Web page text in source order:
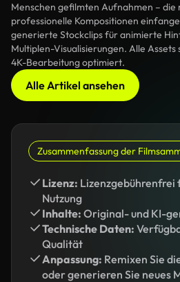
Menschen gefilmten Aufnahmen – die
professionelle Kompositionen
generierte Stockclips für animierte
Multiplen-Visualisierungen. Alle
4K-Bearbeitung optimiert.
Alle Artikel ansehen
Zusammenfassung der
Lizenz: Lizenzgebührenfrei
Nutzung
Inhalte: Original- und KI-
Technische Daten:
Qualität
Anpassung: Remixen Sie
oder generieren Sie neues